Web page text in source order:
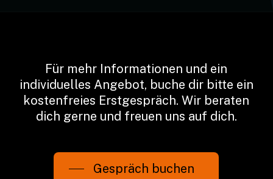
Für mehr Informationen und ein
individuelles Angebot, buche dir bitte ein
kostenfreies Erstgespräch. Wir beraten
dich gerne und freuen uns auf dich.
Gespräch buchen